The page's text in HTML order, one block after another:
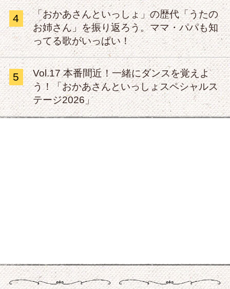
4
「おかあさんといっしょ」の歴代「うたの
お姉さん」を振り返ろう。ママ・パパも知
ってる歌がいっぱい！
5
Vol.17 本番間近！一緒にダンスを覚えよ
う！「おかあさんといっしょスペシャルス
テージ2026」